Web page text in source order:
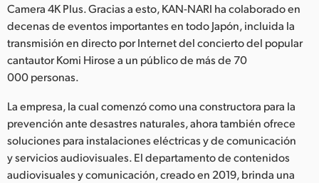
Malaysia
Netherlands
New Zealand
Norway
Poland
Portugal
Camera 4K Plus. Gracias a esto, KAN-NARI ha colaborado en
decenas de eventos importantes en todo Japón, incluida la
transmisión en directo por Internet del concierto del popular
cantautor Komi Hirose a un público de más de 70
000 personas.
La empresa, la cual comenzó como una constructora para la
prevención ante desastres naturales, ahora también ofrece
soluciones para instalaciones eléctricas y de comunicación
y servicios audiovisuales. El departamento de contenidos
audiovisuales y comunicación, creado en 2019, brinda una